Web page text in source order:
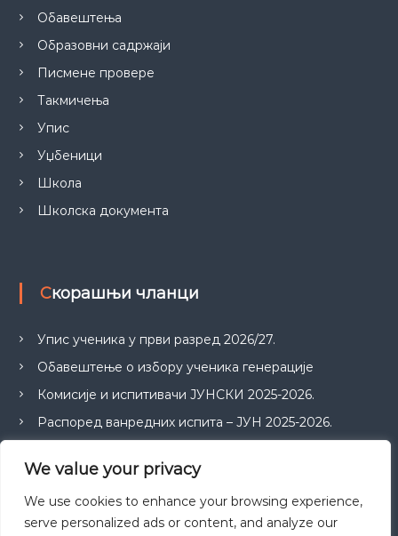
We value your privacy
We use cookies to enhance your browsing experience,
serve personalized ads or content, and analyze our
Обавештења
Образовни садржаји
Писмене провере
Такмичења
Упис
Уџбеници
Школа
Школска документа
Скорашњи чланци
Упис ученика у први разред 2026/27.
Обавештење о избору ученика генерације
Комисије и испитивачи ЈУНСКИ 2025-2026.
Распоред ванредних испита – ЈУН 2025-2026.